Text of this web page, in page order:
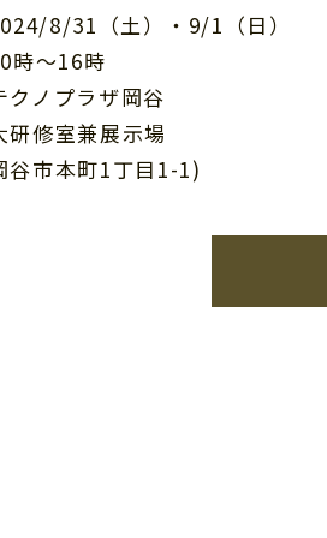
8/31（土）・9/1（日）
時〜16時
ノプラザ岡谷
兼展示場
本町1丁目1-1)